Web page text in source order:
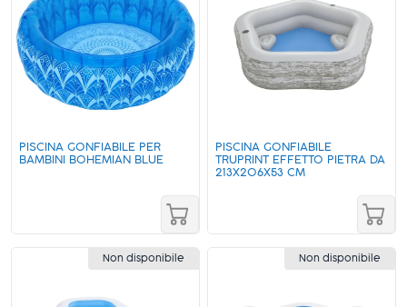
PISCINA GONFIABILE PER
BAMBINI BOHEMIAN BLUE
PISCINA GONFIABILE
TRUPRINT EFFETTO PIETRA DA
213X206X53 CM
Non disponibile Non disponibile